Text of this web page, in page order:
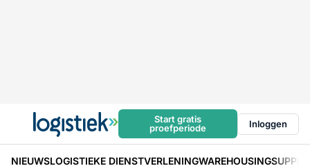
Start gratis
proefperiode
Inloggen
NIEUWSLOGISTIEKE DIENSTVERLENINGWAREHOUSING